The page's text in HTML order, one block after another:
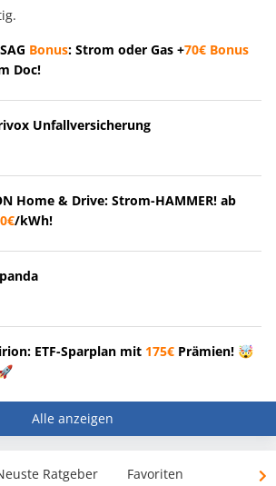
Bonus: Strom oder Gas +70€ Bonus
Doc!
Unfallversicherung
Home & Drive: Strom-HAMMER! ab
/kWh!
ETF-Sparplan mit 175€ Prämien! 🤯
Alle anzeigen
Ratgeber Favoriten